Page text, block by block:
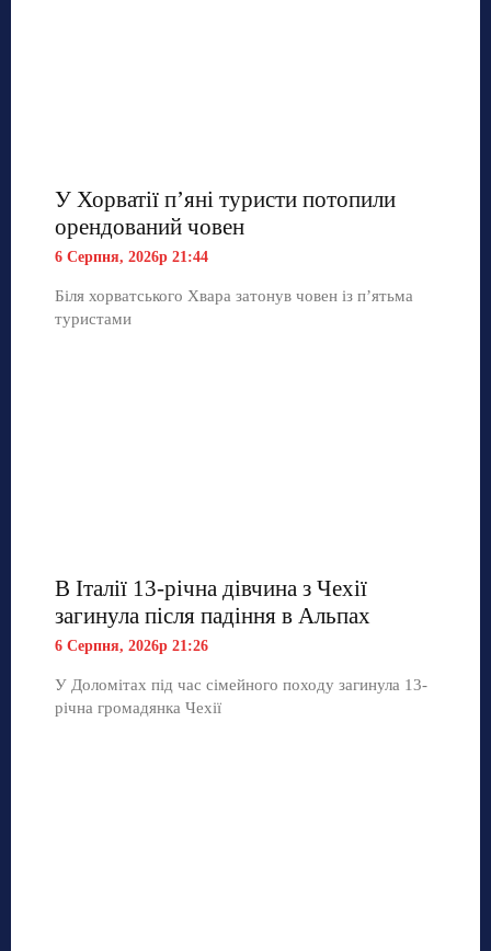
У Хорватії пʼяні туристи потопили
орендований човен
6 Серпня, 2026р 21:44
Біля хорватського Хвара затонув човен із п’ятьма
туристами
В Італії 13-річна дівчина з Чехії
загинула після падіння в Альпах
6 Серпня, 2026р 21:26
У Доломітах під час сімейного походу загинула 13-
річна громадянка Чехії